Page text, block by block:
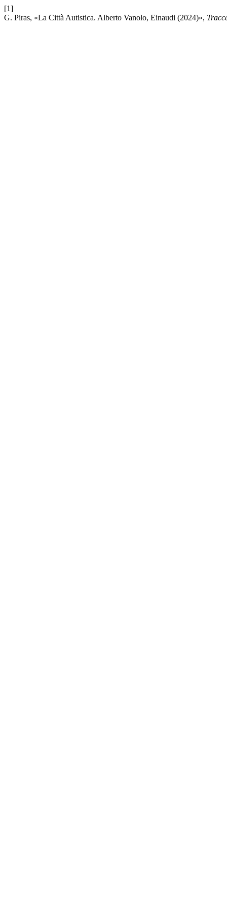
[1]
G. Piras, «La Città Autistica. Alberto Vanolo, Einaudi (2024)»,